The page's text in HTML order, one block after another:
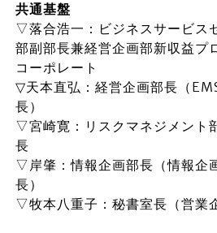
共通基盤
▽落合浩一：ビジネスサービス
部副部長兼経営企画部新収益プ
コーポレート
▽天本直弘：経営企画部長（
長）
▽宮崎寛：リスクマネジメント
長
▽岸肇：情報企画部長（情報企
長）
▽牧本八重子：秘書室長（営